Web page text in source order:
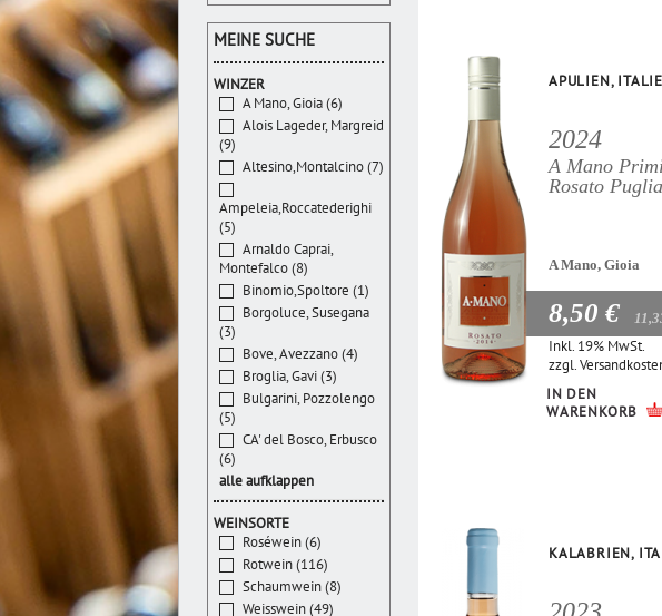
APULIEN,
2024
A Mano
Rosato
A Mano, Gioia
8,50 €
Inkl. 19% MwSt.
zzgl.
IN DEN
WARENKORB
KALABRIEN,
MEINE SUCHE
WINZER
A Mano, Gioia (6)
Alois Lageder, Margreid
(9)
Altesino,Montalcino (7)
Ampeleia,Roccatederighi
(5)
Arnaldo Caprai,
Montefalco (8)
Binomio,Spoltore (1)
Borgoluce, Susegana
(3)
Bove, Avezzano (4)
Broglia, Gavi (3)
Bulgarini, Pozzolengo
(5)
CA' del Bosco, Erbusco
(6)
alle aufklappen
WEINSORTE
Roséwein (6)
Rotwein (116)
Schaumwein (8)
Weisswein (49)